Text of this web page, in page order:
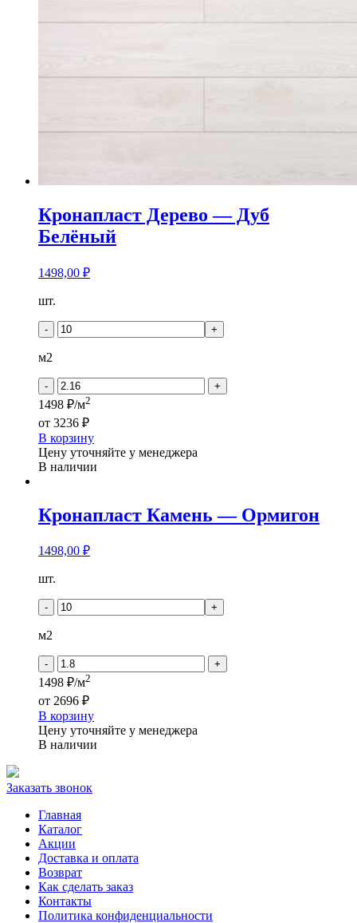
Кронапласт Дерево — Дуб
Белёный
1498,00 ₽
Количество
Кронапласт
-
Белёный
шт.
- +
м2
- +
1498 ₽/м2
от 3236 ₽
В корзину
Цену уточняйте у менеджера
В наличии
Кронапласт Камень — Ормигон
1498,00 ₽
Количество
Кронапласт
-
шт.
- +
м2
- +
1498 ₽/м2
от 2696 ₽
В корзину
Цену уточняйте у менеджера
В наличии
Заказать звонок
Главная
Каталог
Акции
Доставка и оплата
Возврат
Как сделать заказ
Контакты
Политика конфиденциальности